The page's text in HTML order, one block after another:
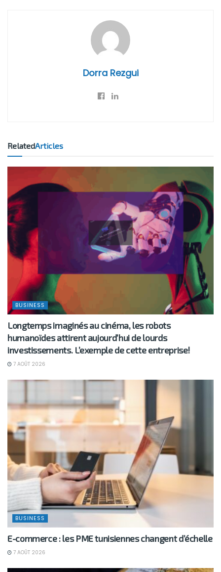
Dorra Rezgui
RelatedArticles
BUSINESS
Longtemps imaginés au cinéma, les robots
humanoïdes attirent aujourd’hui de lourds
investissements. L’exemple de cette entreprise!
7 AOÛT 2026
BUSINESS
E-commerce : les PME tunisiennes changent d’échelle
7 AOÛT 2026